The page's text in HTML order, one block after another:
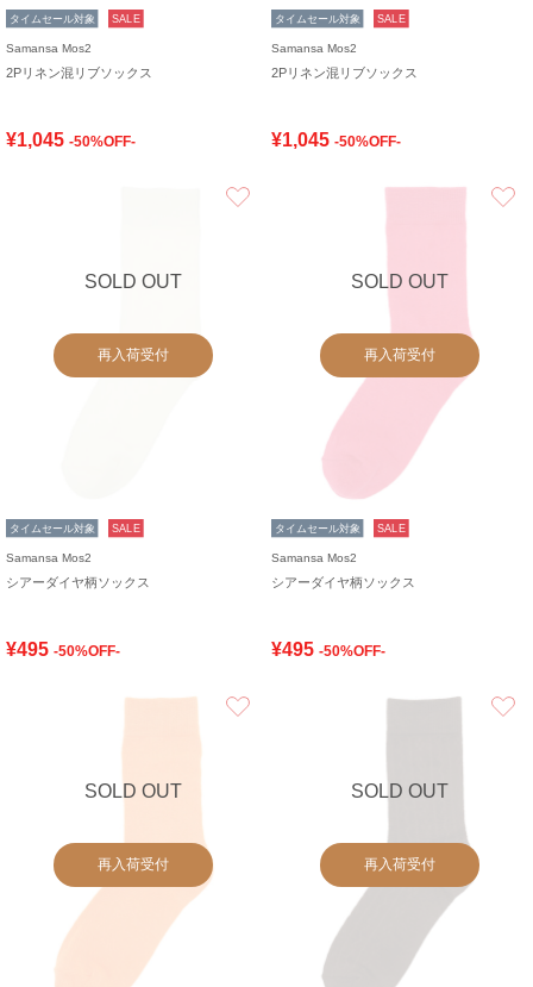
タイムセール対象 SALE
Samansa Mos2
2Pリネン混リブソックス
¥1,045 -50%OFF-
タイムセール対象 SALE
Samansa Mos2
2Pリネン混リブソックス
¥1,045 -50%OFF-
SOLD OUT
再入荷受付
タイムセール対象 SALE
Samansa Mos2
シアーダイヤ柄ソックス
¥495 -50%OFF-
SOLD OUT
再入荷受付
タイムセール対象 SALE
Samansa Mos2
シアーダイヤ柄ソックス
¥495 -50%OFF-
SOLD OUT
再入荷受付
SOLD OUT
再入荷受付